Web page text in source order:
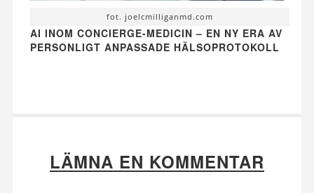
fot. joelcmilliganmd.com
AI INOM CONCIERGE-MEDICIN – EN NY ERA AV
PERSONLIGT ANPASSADE HÄLSOPROTOKOLL
LÄMNA EN KOMMENTAR